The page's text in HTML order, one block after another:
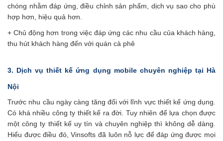
chóng nhằm đáp ứng, điều chỉnh sản phẩm, dịch vụ sao cho phù
hợp hơn, hiệu quả hơn.
+ Chủ động hơn trong việc đáp ứng các nhu cầu của khách hàng,
thu hút khách hàng đến với quán cà phê
3. Dịch vụ thiết kế ứng dụng mobile chuyên nghiệp tại Hà
Nội
Trước nhu cầu ngày càng tăng đối với lĩnh vực thiết kế ứng dụng.
Có khá nhiều công ty thiết kế ra đời. Tuy nhiên để lựa chọn được
một công ty thiết kế uy tín và chuyên nghiệp thì không dễ dàng.
Hiểu được điều đó, Vinsofts đã luôn nỗ lực để đáp ứng được mọi